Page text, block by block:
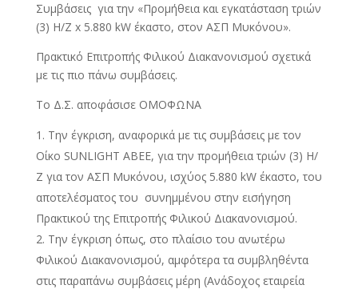
Συμβάσεις για την «Προμήθεια και εγκατάσταση τριών
(3) Η/Ζ x 5.880 kW έκαστο, στον ΑΣΠ Μυκόνου».
Πρακτικό Επιτροπής Φιλικού Διακανονισμού σχετικά
με τις πιο πάνω συμβάσεις.
Το Δ.Σ. αποφάσισε ΟΜΟΦΩΝΑ
Την έγκριση, αναφορικά με τις συμβάσεις με τον
Οίκο SUNLIGHT ABEE, για την προμήθεια τριών (3) Η/
Ζ για τον ΑΣΠ Μυκόνου, ισχύος 5.880 kW έκαστο, του
αποτελέσματος του συνημμένου στην εισήγηση
Πρακτικού της Επιτροπής Φιλικού Διακανονισμού.
Την έγκριση όπως, στο πλαίσιο του ανωτέρω
Φιλικού Διακανονισμού, αμφότερα τα συμβληθέντα
στις παραπάνω συμβάσεις μέρη (Ανάδοχος εταιρεία